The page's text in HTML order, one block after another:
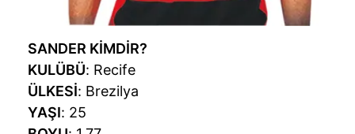
SANDER KİMDİR?
KULÜBÜ: Recife
ÜLKESİ: Brezilya
YAŞI: 25